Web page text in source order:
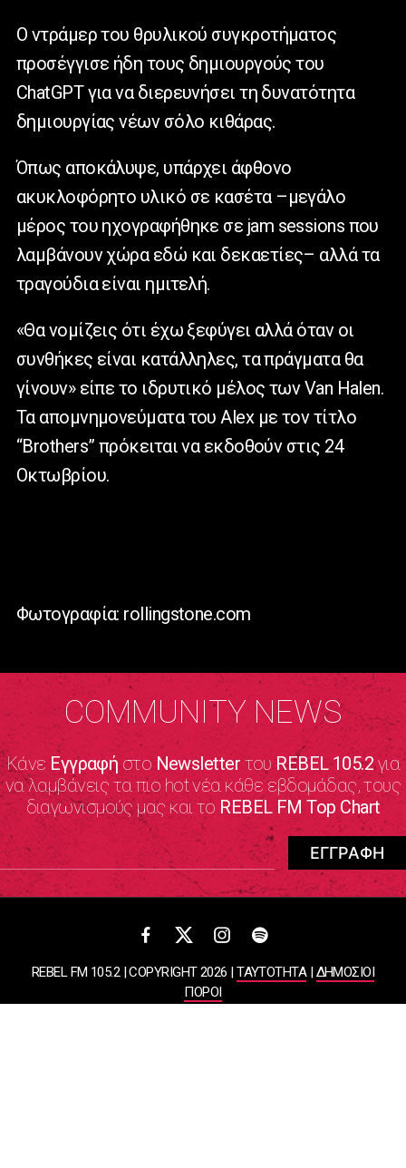
O ντράμερ του θρυλικού συγκροτήματος
προσέγγισε ήδη τους δημιουργούς του
ChatGPT για να διερευνήσει τη δυνατότητα
δημιουργίας νέων σόλο κιθάρας.
Όπως αποκάλυψε, υπάρχει άφθονο
ακυκλοφόρητο υλικό σε κασέτα –μεγάλο
μέρος του ηχογραφήθηκε σε jam sessions που
λαμβάνουν χώρα εδώ και δεκαετίες– αλλά τα
τραγούδια είναι ημιτελή.
«Θα νομίζεις ότι έχω ξεφύγει αλλά όταν οι
συνθήκες είναι κατάλληλες, τα πράγματα θα
γίνουν» είπε το ιδρυτικό μέλος των Van Halen.
Τα απομνημονεύματα του Alex με τον τίτλο
“Brothers” πρόκειται να εκδοθούν στις 24
Οκτωβρίου.
Φωτογραφία: rollingstone.com
COMMUNITY NEWS
Κάνε Εγγραφήστο NewsletterτουREBEL 105.2για
να λαμβάνεις τα πιο hot νέα κάθε εβδομάδας, τους
διαγωνισμούς μας και το REBEL FM Top Chart
REBEL FM 105.2 | COPYRIGHT 2026 |ΤΑΥΤΟΤΗΤΑ|ΔΗΜΟΣΙΟΙ
ΠΟΡΟΙ